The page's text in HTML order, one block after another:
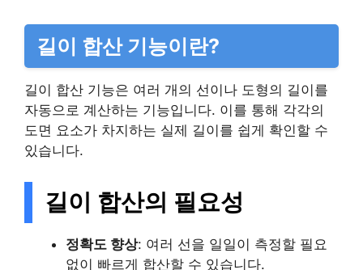
길이 합산 기능이란?
길이 합산 기능은 여러 개의 선이나 도형의 길이를
자동으로 계산하는 기능입니다. 이를 통해 각각의
도면 요소가 차지하는 실제 길이를 쉽게 확인할 수
있습니다.
길이 합산의 필요성
정확도 향상: 여러 선을 일일이 측정할 필요
없이 빠르게 합산할 수 있습니다.